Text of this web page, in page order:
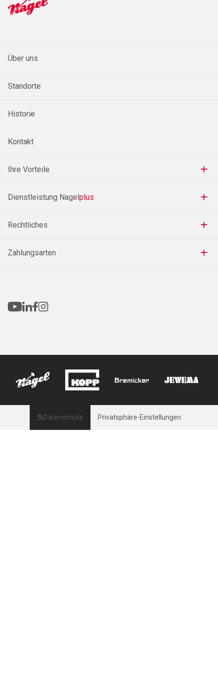
Über uns
Standorte
Historie
Kontakt
Ihre Vorteile
Dienstleistung Nagelplus
Rechtliches
Zahlungsarten
Datenschutz Privatsphäre-Einstellungen